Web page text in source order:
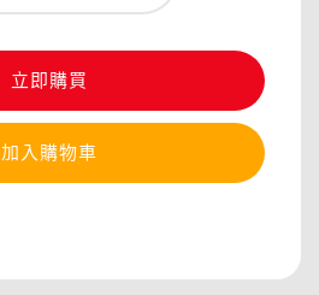
立即購買
加入購物車